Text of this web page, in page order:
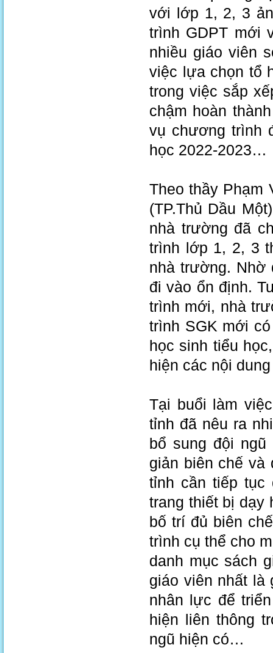
với lớp 1, 2, 3
trình GDPT mới
nhiều giáo viên
việc lựa chọn tổ
trong việc sắp
chậm hoàn
vụ chương trình
học 2022-2023…
Theo thầy Phạm
(TP.Thủ Dầu
nhà trường đã
trình lớp 1, 2, 3
nhà trường.
đi vào ổn định.
trình mới, nhà
trình SGK mới
học sinh tiểu
hiện các nội
Tại buổi làm
tỉnh đã nêu ra
bổ sung đội
giản biên chế và
tỉnh cần tiếp
trang thiết bị dạy
bố trí đủ biên
trình cụ thể cho
danh mục sách
giáo viên nhất là
nhân lực để
hiện liên thông
ngũ hiện có…